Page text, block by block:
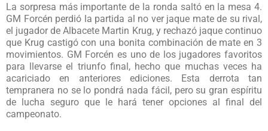
La sorpresa más importante de la ronda saltó en la mesa 4.
GM Forcén perdió la partida al no ver jaque mate de su rival,
el jugador de Albacete Martin Krug, y rechazó jaque continuo
que Krug castigó con una bonita combinación de mate en 3
movimientos. GM Forcén es uno de los jugadores favoritos
para llevarse el triunfo final, hecho que muchas veces ha
acariciado en anteriores ediciones. Esta derrota tan
tempranera no se lo pondrá nada fácil, pero su gran espíritu
de lucha seguro que le hará tener opciones al final del
campeonato.